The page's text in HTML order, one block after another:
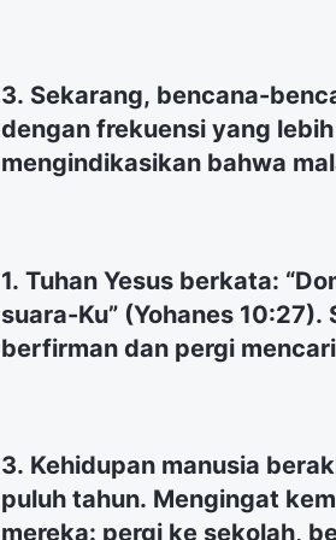
3. Sekarang, bencana-
dengan frekuensi yang
mengindikasikan bahwa
bertahan hidup di tengah
1. Tuhan Yesus berkata:
suara-Ku” (Yohanes
berfirman dan pergi
antara suara Tuhan dan
dengan kami mengenai hal
3. Kehidupan manusia
puluh tahun. Mengingat
mereka: pergi ke sekolah,